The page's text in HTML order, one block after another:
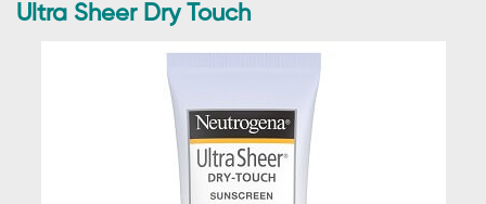
Ultra Sheer Dry Touch